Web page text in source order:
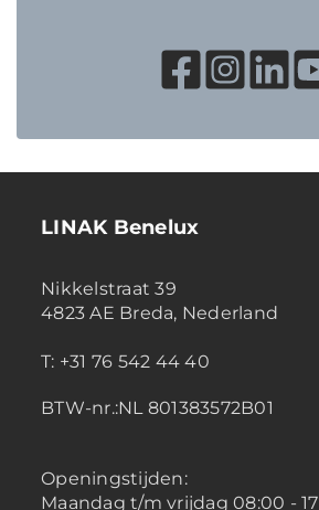
LINAK Benelux
Nikkelstraat 39
4823 AE Breda, Nederland
T: +31 76 542 44 40
BTW-nr.:NL 801383572B01
Openingstijden:
Maandag t/m vrijdag 08:00 -